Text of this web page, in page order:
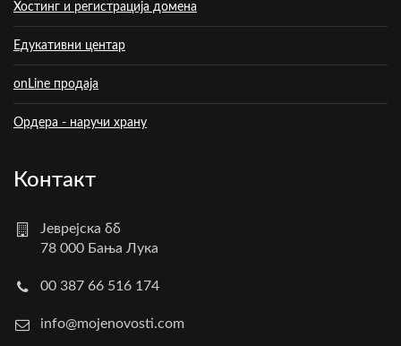
Хостинг и регистрација домена
Едукативни центар
onLine продаја
Ордера - наручи храну
Контакт
Јеврејска бб
78 000 Бања Лука
00 387 66 516 174
info@mojenovosti.com